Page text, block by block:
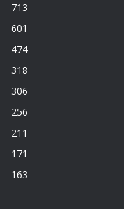
713
601
474
318
306
256
211
171
163